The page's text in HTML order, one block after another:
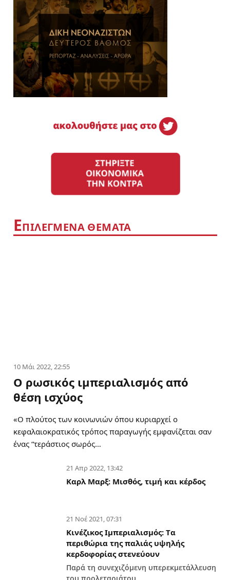
ΕΠΙΛΕΓΜΕΝΑ ΘΕΜΑΤΑ
10 Μάι 2022, 22:55
Ο ρωσικός ιμπεριαλισμός από
θέση ισχύος
«Ο πλούτος των κοινωνιών όπου κυριαρχεί ο
κεφαλαιοκρατικός τρόπος παραγωγής εμφανίζεται σαν
ένας “τεράστιος σωρός…
21 Απρ 2022, 13:42
Καρλ Μαρξ: Μισθός, τιμή και κέρδος
21 Νοέ 2021, 07:31
Κινέζικος Ιμπεριαλισμός: Tα
περιθώρια της παλιάς υψηλής
κερδοφορίας στενεύουν
Παρά τη συνεχιζόμενη υπερεκμετάλλευση